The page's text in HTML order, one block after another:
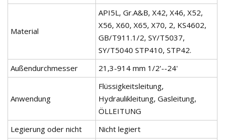
Material
API5L, Gr.A&B, X42, X46, X52,
X56, X60, X65, X70, 2, KS4602,
GB/T911.1/2, SY/T5037,
SY/T5040 STP410, STP42.
Außendurchmesser
21,3-914 mm 1/2'--24'
Anwendung
Flüssigkeitsleitung,
Hydraulikleitung, Gasleitung,
ÖLLEITUNG
Legierung oder nicht
Nicht legiert